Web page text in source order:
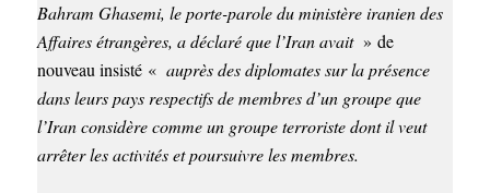
Bahram Ghasemi, le porte-parole du ministère iranien des
Affaires étrangères, a déclaré que l’Iran avait » de
nouveau insisté « auprès des diplomates sur la présence
dans leurs pays respectifs de membres d’un groupe que
l’Iran considère comme un groupe terroriste dont il veut
arrêter les activités et poursuivre les membres.